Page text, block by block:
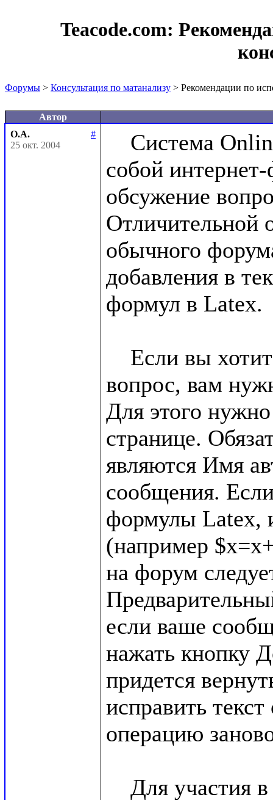
Teacode.com:
Форумы > Консультация по матанализу > Рекомендации по
Автор
О.А.
#
25 окт. 2004
собой
обсужение
Отличительной
обычного
добавления в
формул в Latex.
вопрос, вам
Для этого
странице.
являются Имя
сообщения.
формулы Latex,
(например
на форум
если ваше
нажать кнопку
придется
исправить
операцию